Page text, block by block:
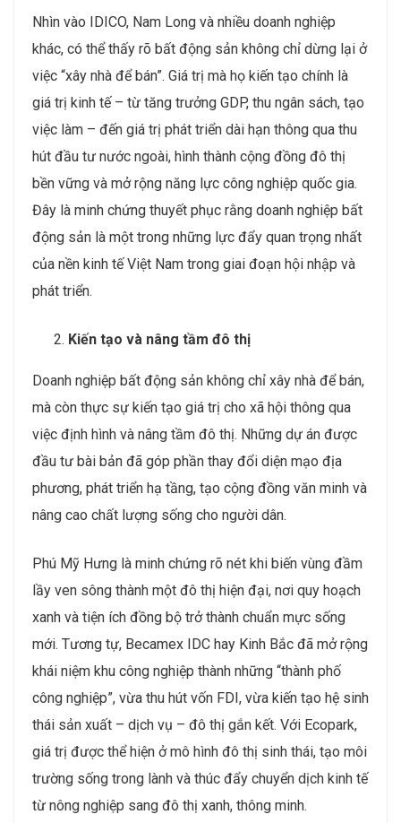
Nhìn vào IDICO, Nam Long và nhiều doanh nghiệp
khác, có thể thấy rõ bất động sản không chỉ dừng lại ở
việc “xây nhà để bán”. Giá trị mà họ kiến tạo chính là
giá trị kinh tế – từ tăng trưởng GDP, thu ngân sách, tạo
việc làm – đến giá trị phát triển dài hạn thông qua thu
hút đầu tư nước ngoài, hình thành cộng đồng đô thị
bền vững và mở rộng năng lực công nghiệp quốc gia.
Đây là minh chứng thuyết phục rằng doanh nghiệp bất
động sản là một trong những lực đẩy quan trọng nhất
của nền kinh tế Việt Nam trong giai đoạn hội nhập và
phát triển.
Kiến tạo và nâng tầm đô thị
Doanh nghiệp bất động sản không chỉ xây nhà để bán,
mà còn thực sự kiến tạo giá trị cho xã hội thông qua
việc định hình và nâng tầm đô thị. Những dự án được
đầu tư bài bản đã góp phần thay đổi diện mạo địa
phương, phát triển hạ tầng, tạo cộng đồng văn minh và
nâng cao chất lượng sống cho người dân.
Phú Mỹ Hưng là minh chứng rõ nét khi biến vùng đầm
lầy ven sông thành một đô thị hiện đại, nơi quy hoạch
xanh và tiện ích đồng bộ trở thành chuẩn mực sống
mới. Tương tự, Becamex IDC hay Kinh Bắc đã mở rộng
khái niệm khu công nghiệp thành những “thành phố
công nghiệp”, vừa thu hút vốn FDI, vừa kiến tạo hệ sinh
thái sản xuất – dịch vụ – đô thị gắn kết. Với Ecopark,
giá trị được thể hiện ở mô hình đô thị sinh thái, tạo môi
trường sống trong lành và thúc đẩy chuyển dịch kinh tế
từ nông nghiệp sang đô thị xanh, thông minh.